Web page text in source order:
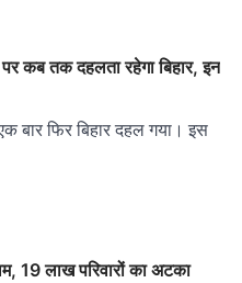
कब तक दहलता रहेगा बिहार, इन
बार फिर बिहार दहल गया। इस
19 लाख परिवारों का अटका